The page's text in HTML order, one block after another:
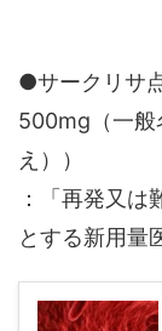
●サークリサ
500mg（一般
え））
：「再発又
とする新用量